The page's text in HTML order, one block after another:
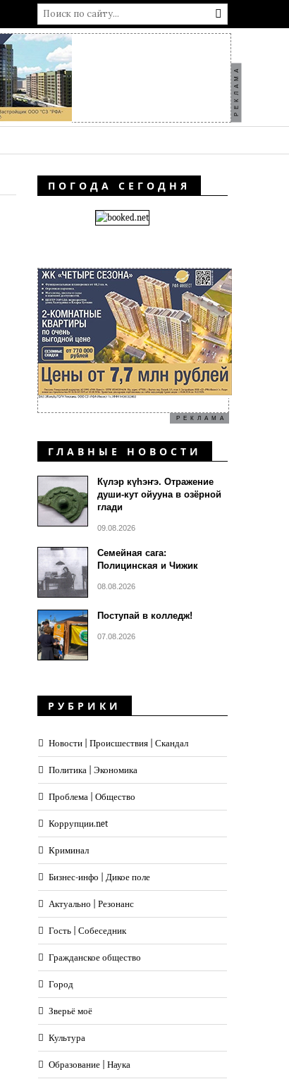
РЕКЛАМА
ПОГОДА СЕГОДНЯ
РЕКЛАМА
ГЛАВНЫЕ НОВОСТИ
Күлэр күhэҥэ. Отражение
души-кут ойууна в озёрной
глади
09.08.2026
Семейная сага:
Полицинская и Чижик
08.08.2026
Поступай в колледж!
07.08.2026
РУБРИКИ
Новости | Происшествия | Скандал
Политика | Экономика
Проблема | Общество
Коррупции.net
Криминал
Бизнес-инфо | Дикое поле
Актуально | Резонанс
Гость | Собеседник
Гражданское общество
Город
Зверьё моё
Культура
Образование | Наука